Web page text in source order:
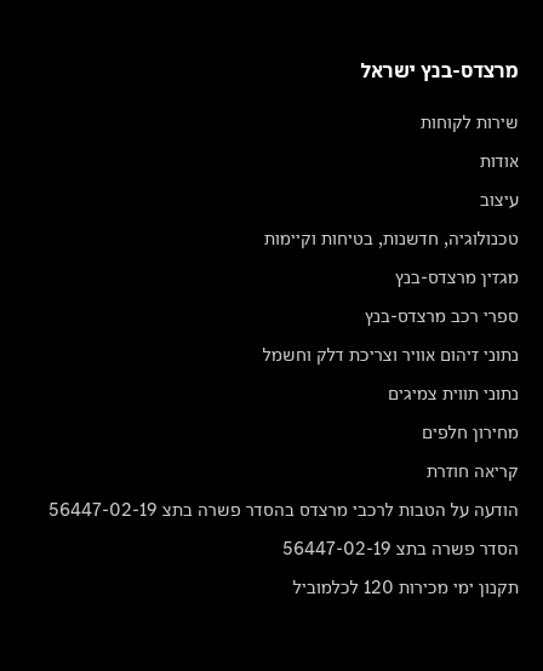
מרצדס-בנץ ישראל
שירות לקוחות
אודות
עיצוב
טכנולוגיה, חדשנות, בטיחות וקיימות
מגזין מרצדס-בנץ
ספרי רכב מרצדס-בנץ
נתוני זיהום אוויר וצריכת דלק וחשמל
נתוני תווית צמיגים
מחירון חלפים
קריאה חוזרת
הודעה על הטבות לרכבי מרצדס בהסדר פשרה בתצ 56447-02-19
הסדר פשרה בתצ 56447-02-19
תקנון ימי מכירות 120 לכלמוביל